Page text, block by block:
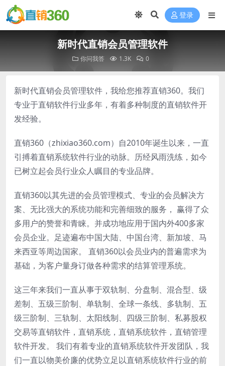
登录
新时代直销会员管理软件
你问我答 1.3K 0
新时代直销会员管理软件，我给您推荐直销360。我们
专业于直销软件行业多年，有着多种制度的直销软件开
发经验。
直销360（zhixiao360.com）自2010年诞生以来，一直
引搏着直销系统软件行业的动脉。历经风雨洗练，如今
已树立起会员行业众人瞩目的专业品牌。
直销360以其先进的会员管理模式、专业的会员解决方
案、无比强大的系统功能和完善细致的服务， 赢得了众
多用户的赞誉和青睐。并成功地应用于国内外400多家
会员企业。足迹遍布中国大陆、中国台湾、新加坡、马
来西亚等周边国家。 直销360以会员业内的普遍需求为
基础，为客户量身订做各种需求的结算管理系统。
这三年来我们一直从事于双轨制、分盘制、混合型、级
差制、五级三阶制、单轨制、全球一条线、多轨制、五
级三阶制、三轨制、太阳线制、四级三阶制、私募股权
交易等直销软件，直销系统，直销系统软件，直销管理
软件开发。 我们有着专业的直销系统软件开发团队，我
们一直以物美价廉的优势立足以直销系统软件行业的前